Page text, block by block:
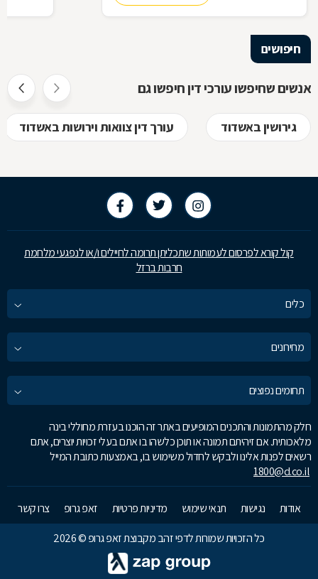
חיפושים
אנשים שחיפשו עורכי דין חיפשו גם
גירושין באשדוד עורך דין צוואות וירושות באשדוד
קול קורא לפרסום לעמותות שתכליתן תרומה לחיילים ו/או לנפגעי מלחמת
חרבות ברזל
כלים
מחירונים
תחומים נפוצים
חלק מהתמונות והתכנים המופיעים באתר זה הוכנו בעזרת מחוללי בינה
מלאכותית. אם זיהיתם תמונה או תוכן כלשהו בו אתם בעלי זכויות יוצרים, אתם
רשאים לפנות אלינו ולבקש לחדול משימוש בו, באמצעות כתובת המייל
1800@d.co.il
אודות נגישות תנאי שימוש מדיניות פרטיות זאפ גרופ
צרו קשר
כל הזכויות שמורות לדפי זהב מקבוצת זאפ גרופ © 2026